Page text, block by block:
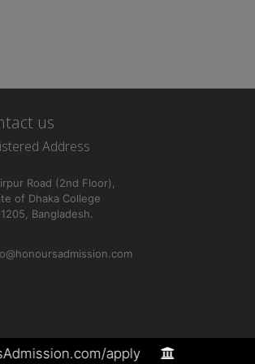
apply
us
Address
Road (2nd Floor),
of Dhaka College
Bangladesh.